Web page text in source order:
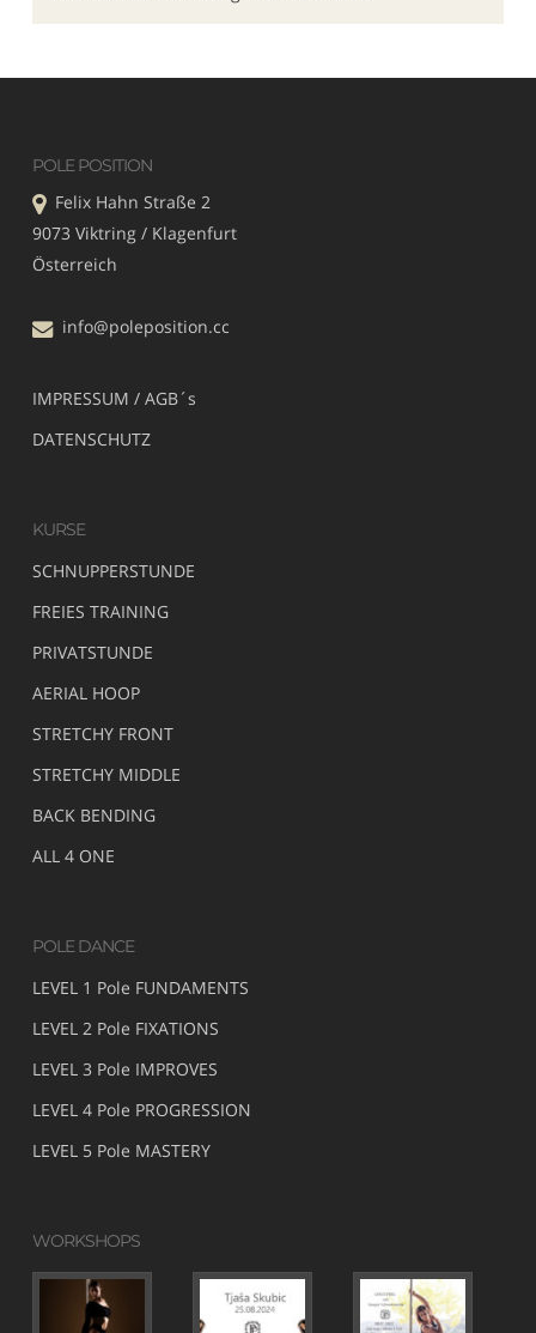
POLE POSITION
Felix Hahn Straße 2
9073 Viktring / Klagenfurt
Österreich
info@poleposition.cc
IMPRESSUM / AGB´s
DATENSCHUTZ
KURSE
SCHNUPPERSTUNDE
FREIES TRAINING
PRIVATSTUNDE
AERIAL HOOP
STRETCHY FRONT
STRETCHY MIDDLE
BACK BENDING
ALL 4 ONE
POLE DANCE
LEVEL 1 Pole FUNDAMENTS
LEVEL 2 Pole FIXATIONS
LEVEL 3 Pole IMPROVES
LEVEL 4 Pole PROGRESSION
LEVEL 5 Pole MASTERY
WORKSHOPS